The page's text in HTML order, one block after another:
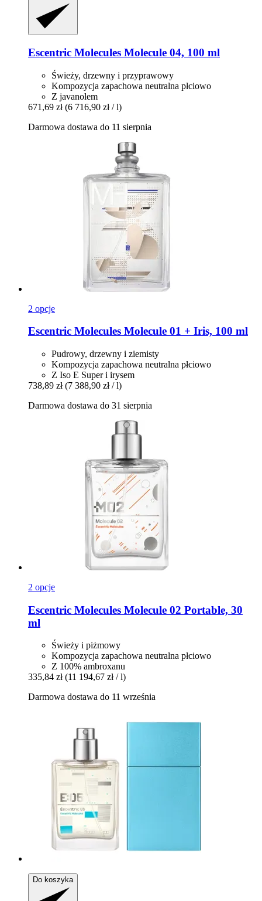
Escentric Molecules Molecule 04, 100 ml
Świeży, drzewny i przyprawowy
Kompozycja zapachowa neutralna płciowo
Z javanolem
671,69 zł (6 716,90 zł / l)
Darmowa dostawa do 11 sierpnia
2 opcje
Escentric Molecules Molecule 01 + Iris, 100 ml
Pudrowy, drzewny i ziemisty
Kompozycja zapachowa neutralna płciowo
Z Iso E Super i irysem
738,89 zł (7 388,90 zł / l)
Darmowa dostawa do 31 sierpnia
2 opcje
Escentric Molecules Molecule 02 Portable, 30
ml
Świeży i piżmowy
Kompozycja zapachowa neutralna płciowo
Z 100% ambroxanu
335,84 zł (11 194,67 zł / l)
Darmowa dostawa do 11 września
Do koszyka